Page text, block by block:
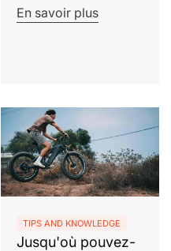
En savoir plus
TIPS AND KNOWLEDGE
Jusqu'où pouvez-